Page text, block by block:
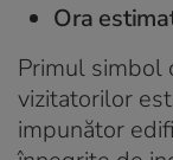
Ora
Primul simbol
vizitatorilor
impunător